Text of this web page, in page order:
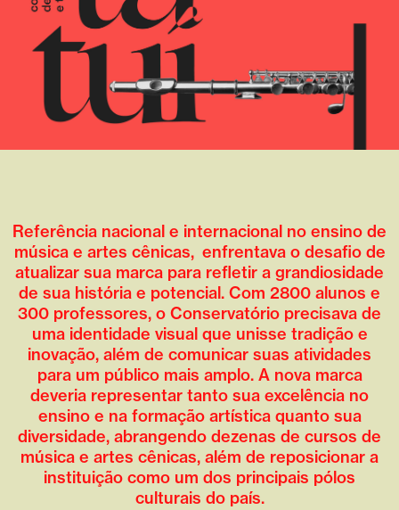
Referência nacional e internacional no ensino de
música e artes cênicas, enfrentava o desafio de
atualizar sua marca para refletir a grandiosidade
de sua história e potencial. Com 2800 alunos e
300 professores, o Conservatório precisava de
uma identidade visual que unisse tradição e
inovação, além de comunicar suas atividades
para um público mais amplo. A nova marca
deveria representar tanto sua excelência no
ensino e na formação artística quanto sua
diversidade, abrangendo dezenas de cursos de
música e artes cênicas, além de reposicionar a
instituição como um dos principais pólos
culturais do país.